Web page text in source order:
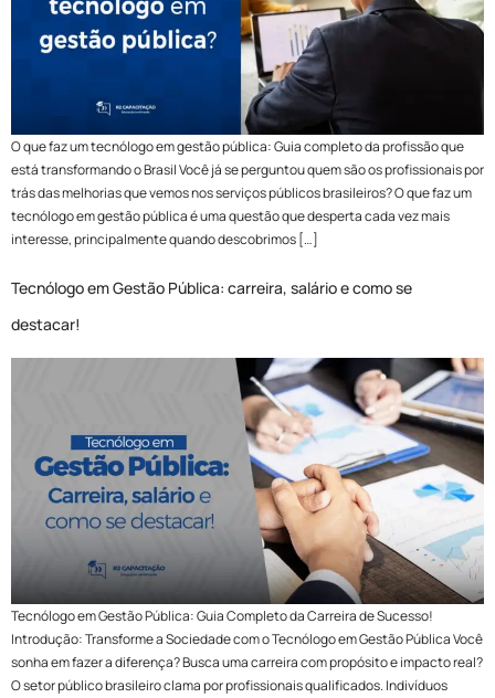
O que faz um tecnólogo em gestão pública: Guia completo da profissão que
está transformando o Brasil Você já se perguntou quem são os profissionais por
trás das melhorias que vemos nos serviços públicos brasileiros? O que faz um
tecnólogo em gestão pública é uma questão que desperta cada vez mais
interesse, principalmente quando descobrimos […]
Tecnólogo em Gestão Pública: carreira, salário e como se
destacar!
Tecnólogo em Gestão Pública: Guia Completo da Carreira de Sucesso!
Introdução: Transforme a Sociedade com o Tecnólogo em Gestão Pública Você
sonha em fazer a diferença? Busca uma carreira com propósito e impacto real?
O setor público brasileiro clama por profissionais qualificados. Indivíduos